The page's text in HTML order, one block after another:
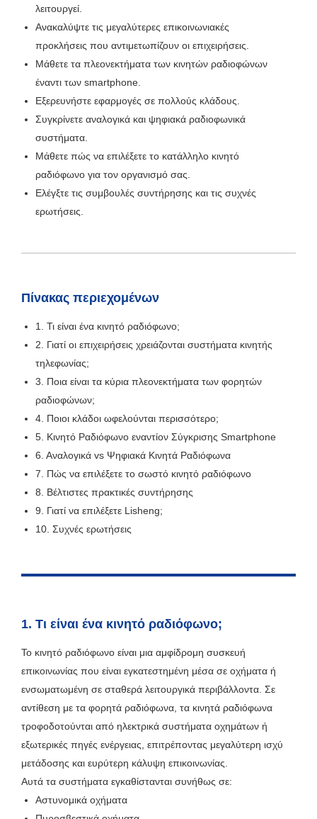
λειτουργεί.
Ανακαλύψτε τις μεγαλύτερες επικοινωνιακές
προκλήσεις που αντιμετωπίζουν οι επιχειρήσεις.
Μάθετε τα πλεονεκτήματα των κινητών ραδιοφώνων
έναντι των smartphone.
Εξερευνήστε εφαρμογές σε πολλούς κλάδους.
Συγκρίνετε αναλογικά και ψηφιακά ραδιοφωνικά
συστήματα.
Μάθετε πώς να επιλέξετε το κατάλληλο κινητό
ραδιόφωνο για τον οργανισμό σας.
Ελέγξτε τις συμβουλές συντήρησης και τις συχνές
ερωτήσεις.
Πίνακας περιεχομένων
1. Τι είναι ένα κινητό ραδιόφωνο;
2. Γιατί οι επιχειρήσεις χρειάζονται συστήματα κινητής
τηλεφωνίας;
3. Ποια είναι τα κύρια πλεονεκτήματα των φορητών
ραδιοφώνων;
4. Ποιοι κλάδοι ωφελούνται περισσότερο;
5. Κινητό Ραδιόφωνο εναντίον Σύγκρισης Smartphone
6. Αναλογικά vs Ψηφιακά Κινητά Ραδιόφωνα
7. Πώς να επιλέξετε το σωστό κινητό ραδιόφωνο
8. Βέλτιστες πρακτικές συντήρησης
9. Γιατί να επιλέξετε Lisheng;
10. Συχνές ερωτήσεις
1. Τι είναι ένα κινητό ραδιόφωνο;
Το κινητό ραδιόφωνο είναι μια αμφίδρομη συσκευή
επικοινωνίας που είναι εγκατεστημένη μέσα σε οχήματα ή
ενσωματωμένη σε σταθερά λειτουργικά περιβάλλοντα. Σε
αντίθεση με τα φορητά ραδιόφωνα, τα κινητά ραδιόφωνα
τροφοδοτούνται από ηλεκτρικά συστήματα οχημάτων ή
εξωτερικές πηγές ενέργειας, επιτρέποντας μεγαλύτερη ισχύ
μετάδοσης και ευρύτερη κάλυψη επικοινωνίας.
Αυτά τα συστήματα εγκαθίστανται συνήθως σε:
Αστυνομικά οχήματα